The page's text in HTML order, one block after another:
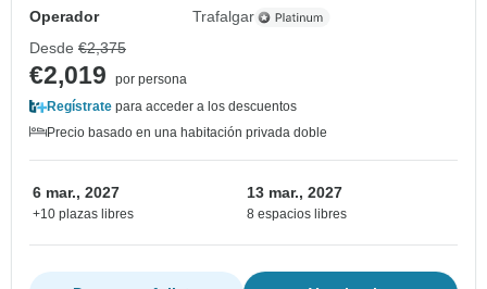
Operador
Trafalgar
Desde €2,375
€2,019
por persona
Regístrate para acceder a los descuentos
Precio basado en una habitación privada doble
6 mar., 2027
+10 plazas libres
13 mar., 2027
8 espacios libres